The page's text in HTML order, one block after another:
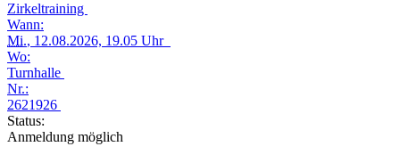
Zirkeltraining
Wann:
Mi., 12.08.2026, 19.05 Uhr
Wo:
Turnhalle
Nr.:
2621926
Status:
Anmeldung möglich